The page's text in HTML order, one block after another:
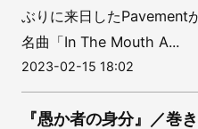
ぶりに来日したPavement
名曲「In The Mouth A...
2023-02-15 18:02
『愚か者の身分』／巻